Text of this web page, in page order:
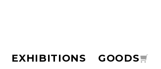
EXHIBITIONS GOODS